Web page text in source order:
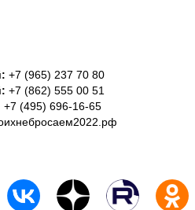
+7 (965) 237 70 80
+7 (862) 555 00 51
+7 (495) 696-16-65